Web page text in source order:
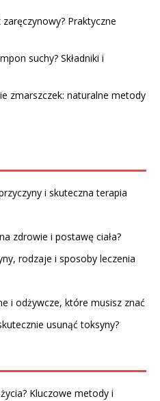
Praktyczne
suchy? Składniki i
zmarszczek: naturalne metody
i skuteczna terapia
zdrowie i postawę ciała?
rodzaje i sposoby leczenia
i odżywcze, które musisz znać
usunąć toksyny?
Kluczowe metody i